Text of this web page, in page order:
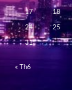
17 18
24 25
31
« Th6